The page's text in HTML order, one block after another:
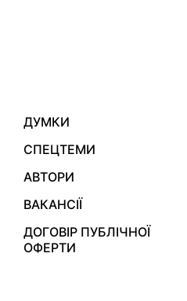
ДУМКИ
СПЕЦТЕМИ
АВТОРИ
ВАКАНСІЇ
ДОГОВІР ПУБЛІЧНОЇ
ОФЕРТИ